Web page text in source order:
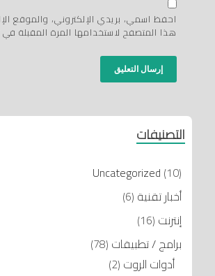
احفظ اسمي، بريدي الإلكتروني، والموقع
هذا المتصفح لاستخدامها المرة المقبلة
التصنيفات
Uncategorized (10)
أخبار تقنية (6)
إنترنت (16)
برامج / تطبيقات (78)
أدوات الروت (2)